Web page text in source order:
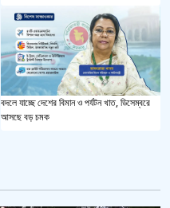
বদলে যাচ্ছে দেশের বিমান ও পর্যটন খাত, ডিসেম্বরে
আসছে বড় চমক